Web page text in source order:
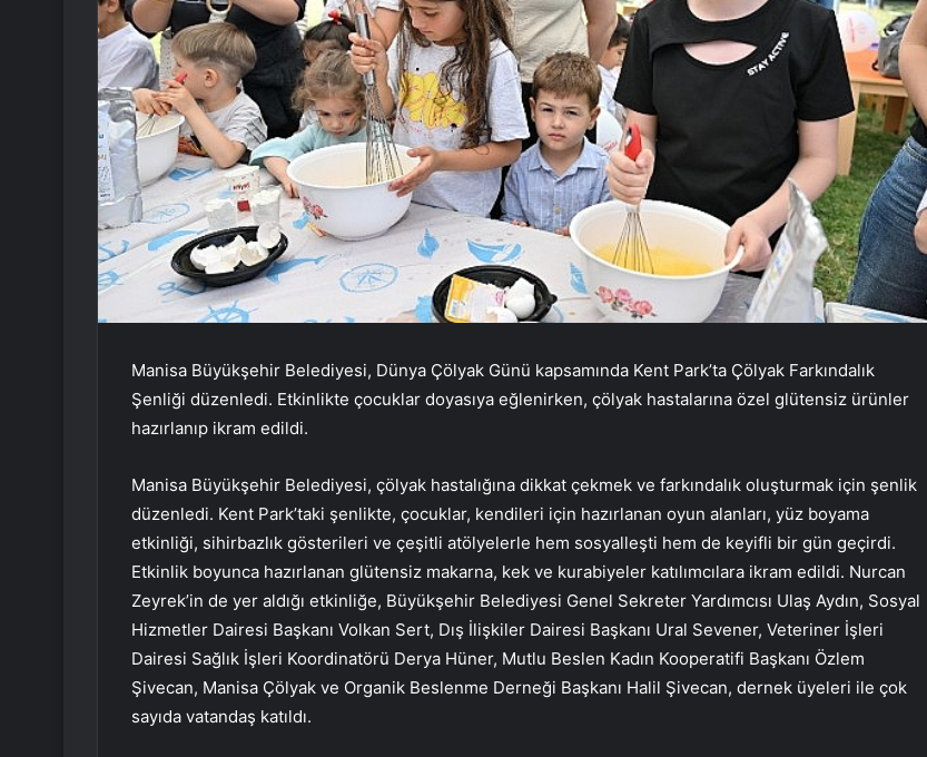
Manisa Büyükşehir Belediyesi, Dünya Çölyak Günü kapsamında Kent Park’ta Çölyak Farkındalık
Şenliği düzenledi. Etkinlikte çocuklar doyasıya eğlenirken, çölyak hastalarına özel glütensiz ürünler
hazırlanıp ikram edildi.
Manisa Büyükşehir Belediyesi, çölyak hastalığına dikkat çekmek ve farkındalık oluşturmak için şenlik
düzenledi. Kent Park’taki şenlikte, çocuklar, kendileri için hazırlanan oyun alanları, yüz boyama
etkinliği, sihirbazlık gösterileri ve çeşitli atölyelerle hem sosyalleşti hem de keyifli bir gün geçirdi.
Etkinlik boyunca hazırlanan glütensiz makarna, kek ve kurabiyeler katılımcılara ikram edildi. Nurcan
Zeyrek’in de yer aldığı etkinliğe, Büyükşehir Belediyesi Genel Sekreter Yardımcısı Ulaş Aydın, Sosyal
Hizmetler Dairesi Başkanı Volkan Sert, Dış İlişkiler Dairesi Başkanı Ural Sevener, Veteriner İşleri
Dairesi Sağlık İşleri Koordinatörü Derya Hüner, Mutlu Beslen Kadın Kooperatifi Başkanı Özlem
Şivecan, Manisa Çölyak ve Organik Beslenme Derneği Başkanı Halil Şivecan, dernek üyeleri ile çok
sayıda vatandaş katıldı.